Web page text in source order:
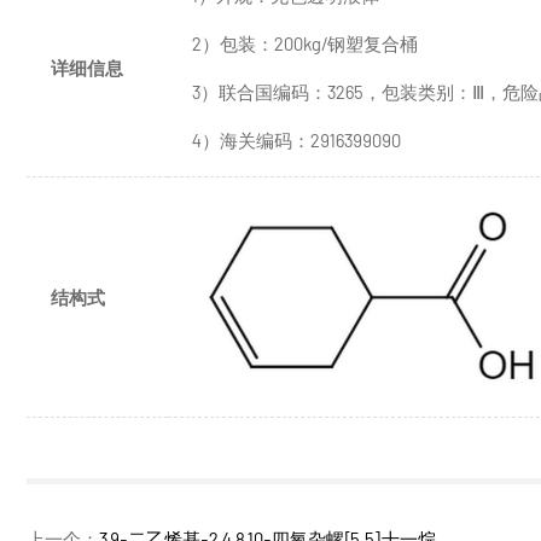
详细信息
2）包装：200kg/钢塑复合桶
3）联合国编码：3265，包装类别：Ⅲ，危
4）海关编码：2916399090
结构式